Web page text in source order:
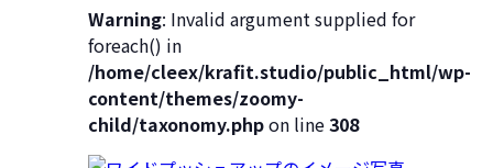
Warning: Invalid argument supplied for
foreach() in
/home/cleex/krafit.studio/public_html/wp-
content/themes/zoomy-
child/taxonomy.phpon line308